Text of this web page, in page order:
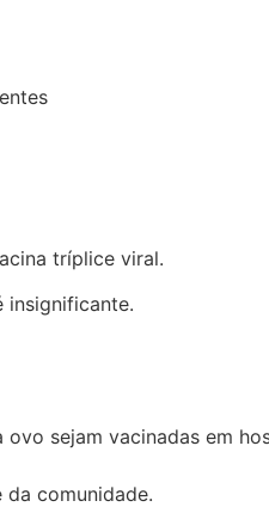
tríplice viral.
insignificante.
sejam vacinadas em
comunidade.